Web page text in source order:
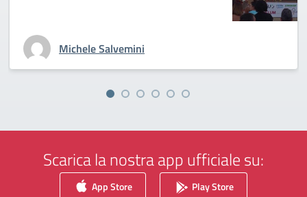
Michele Salvemini
Scarica la nostra app ufficiale su:
App Store Play Store